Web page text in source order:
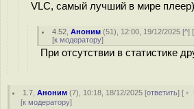
VLC, самый лучший в мире плеер)
4.52 ,Аноним (51), 12:00, 19/12/2025 [^] [
[к модератору]
При отсутствии в статистике
1.7 ,Аноним (7), 10:18, 18/12/2025 [ответить] [
[к модератору]